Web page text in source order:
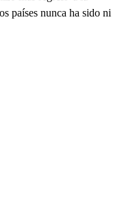
países nunca ha sido ni